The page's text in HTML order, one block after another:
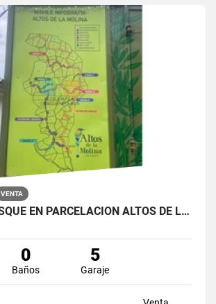
VENTA
LOTE CON BOSQUE EN PARCELACIÓN ALTOS DE LA MOLINA – GUARNE
0
Baños
5
Garaje